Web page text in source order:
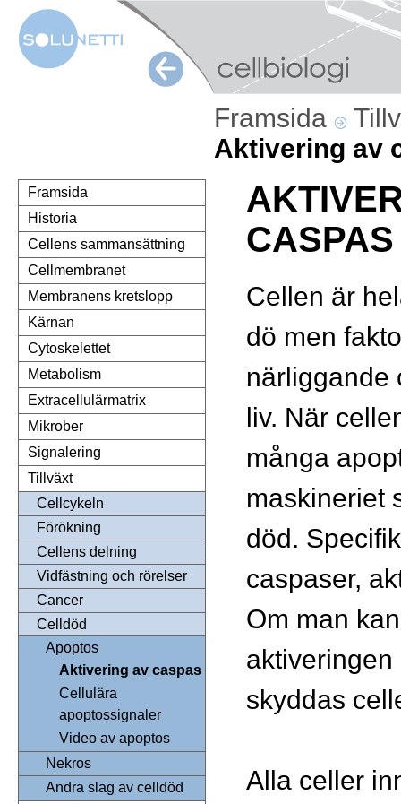
Framsida
Aktivering av
Framsida
Historia
Cellens sammansättning
Cellmembranet
Membranens kretslopp
Kärnan
Cytoskelettet
Metabolism
Extracellulärmatrix
Mikrober
Signalering
Tillväxt
Cellcykeln
Förökning
Cellens delning
Vidfästning och rörelser
Cancer
Celldöd
Apoptos
Aktivering av caspas
Cellulära
apoptossignaler
Video av apoptos
Nekros
Andra slag av celldöd
CASPAS
Cellen är
dö men
närliggande
liv. När
många
maskineriet
död.
caspaser,
Om man
skyddas
Alla celler